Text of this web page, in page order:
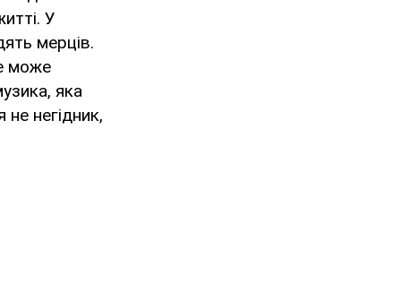
У
мерців.
може
яка
негідник,